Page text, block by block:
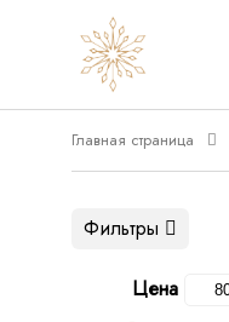
Главная страница
Фильтры
Цена